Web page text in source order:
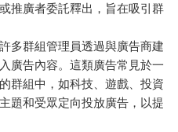
推廣者委託釋出，旨在吸引群
許多群組管理員透過與廣告商建
廣告內容。這類廣告常見於一
群組中，如科技、遊戲、投資
題和受眾定向投放廣告，以提